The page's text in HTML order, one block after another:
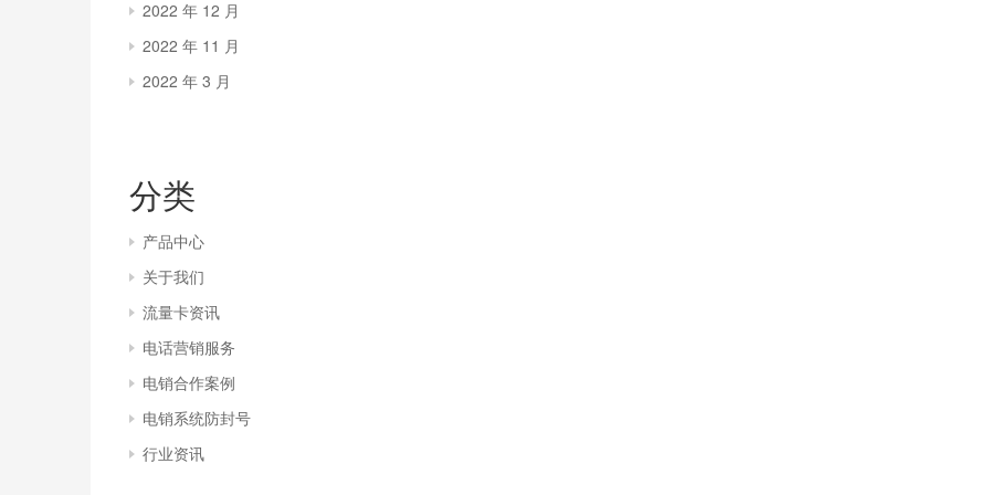
2022 年 12 月
2022 年 11 月
2022 年 3 月
分类
产品中心
关于我们
流量卡资讯
电话营销服务
电销合作案例
电销系统防封号
行业资讯